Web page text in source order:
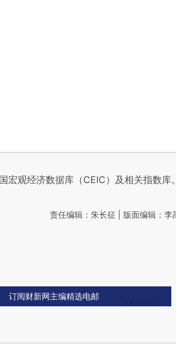
宏观经济数据库（CEIC）及相关指数库。
责任编辑：朱长征 | 版面编辑：李
订阅财新网主编精选电邮